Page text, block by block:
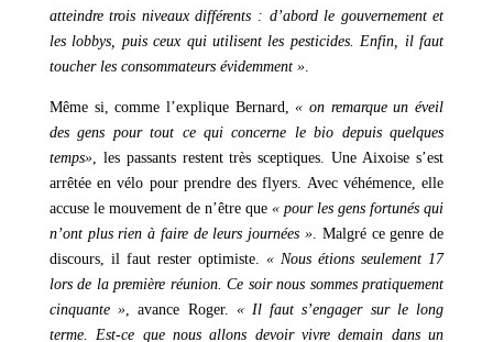
atteindre trois niveaux différents : d’abord le gouvernement et
les lobbys, puis ceux qui utilisent les pesticides. Enfin, il faut
toucher les consommateurs évidemment ».
Même si, comme l’explique Bernard,« on remarque un éveil
des gens pour tout ce qui concerne le bio depuis quelques
temps», les passants restent très sceptiques. Une Aixoise s’est
arrêtée en vélo pour prendre des flyers. Avec véhémence, elle
accuse le mouvement de n’être que« pour les gens fortunés qui
n’ont plus rien à faire de leurs journées ». Malgré ce genre de
discours, il faut rester optimiste.« Nous étions seulement 17
lors de la première réunion. Ce soir nous sommes pratiquement
cinquante », avance Roger. « Il faut s’engager sur le long
terme. Est-ce que nous allons devoir vivre demain dans un